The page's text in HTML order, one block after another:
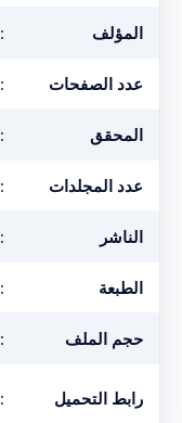
المؤلف :
عدد الصفحات :
المحقق :
عدد المجلدات :
الناشر :
الطبعة :
حجم الملف :
رابط التحميل :